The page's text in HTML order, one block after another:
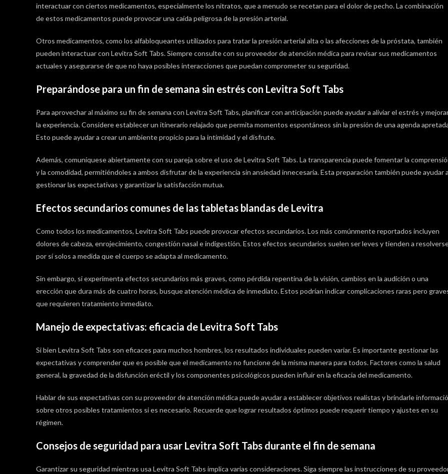
interactuar con ciertos medicamentos, especialmente los nitratos, que a menudo se recetan para el dolor de pecho. La combinación
de estos medicamentos puede provocar una caída peligrosa de la presión arterial.
Otros medicamentos, como los alfabloqueantes utilizados para tratar la presión arterial alta o las afecciones de la próstata, también
pueden interactuar con Levitra Soft Tabs. Siempre consulte con su proveedor de atención médica para revisar sus medicamentos
actuales y asegurarse de que no haya posibles interacciones que puedan comprometer su seguridad.
Preparándose para un fin de semana sin estrés con Levitra Soft Tabs
Para aprovechar al máximo su fin de semana con Levitra Soft Tabs, planificar con anticipación puede ayudar a aliviar el estrés y
la experiencia. Considere establecer un itinerario relajado que permita momentos espontáneos sin la presión de una agenda
Esto puede ayudar a crear un ambiente propicio para la intimidad y el disfrute.
Además, comuníquese abiertamente con su pareja sobre el uso de Levitra Soft Tabs. La transparencia puede fomentar la
y la comodidad, permitiéndoles a ambos disfrutar de la experiencia sin ansiedad innecesaria. Esta preparación también puede ayudar
gestionar las expectativas y garantizar la satisfacción mutua.
Efectos secundarios comunes de las tabletas blandas de Levitra
Como todos los medicamentos, Levitra Soft Tabs puede provocar efectos secundarios. Los más comúnmente reportados incluyen
dolores de cabeza, enrojecimiento, congestión nasal e indigestión. Estos efectos secundarios suelen ser leves y tienden a
por sí solos a medida que el cuerpo se adapta al medicamento.
Sin embargo, si experimenta efectos secundarios más graves, como pérdida repentina de la visión, cambios en la audición o una
erección que dura más de cuatro horas, busque atención médica de inmediato. Estos podrían indicar complicaciones raras pero
que requieren tratamiento inmediato.
Manejo de expectativas: eficacia de Levitra Soft Tabs
Si bien Levitra Soft Tabs son eficaces para muchos hombres, los resultados individuales pueden variar. Es importante gestionar las
expectativas y comprender que es posible que el medicamento no funcione de la misma manera para todos. Factores como la salud
general, la gravedad de la disfunción eréctil y los componentes psicológicos pueden influir en la eficacia del medicamento.
Hablar de sus expectativas con su proveedor de atención médica puede ayudar a establecer objetivos realistas y brindarle
sobre otros posibles tratamientos si es necesario. Recuerde que lograr resultados óptimos puede requerir tiempo y ajustes en su
régimen.
Consejos de seguridad para usar Levitra Soft Tabs durante el fin de semana
Garantizar su seguridad mientras usa Levitra Soft Tabs implica varias consideraciones. Siga siempre las instrucciones de su